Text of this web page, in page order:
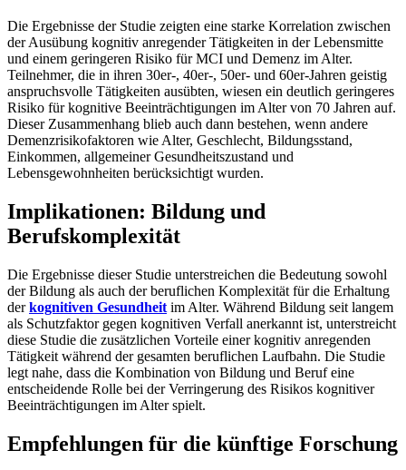
Die Ergebnisse der Studie zeigten eine starke Korrelation zwischen
der Ausübung kognitiv anregender Tätigkeiten in der Lebensmitte
und einem geringeren Risiko für MCI und Demenz im Alter.
Teilnehmer, die in ihren 30er-, 40er-, 50er- und 60er-Jahren geistig
anspruchsvolle Tätigkeiten ausübten, wiesen ein deutlich geringeres
Risiko für kognitive Beeinträchtigungen im Alter von 70 Jahren auf.
Dieser Zusammenhang blieb auch dann bestehen, wenn andere
Demenzrisikofaktoren wie Alter, Geschlecht, Bildungsstand,
Einkommen, allgemeiner Gesundheitszustand und
Lebensgewohnheiten berücksichtigt wurden.
Implikationen: Bildung und
Berufskomplexität
Die Ergebnisse dieser Studie unterstreichen die Bedeutung sowohl
der Bildung als auch der beruflichen Komplexität für die Erhaltung
derkognitiven Gesundheit im Alter. Während Bildung seit langem
als Schutzfaktor gegen kognitiven Verfall anerkannt ist, unterstreicht
diese Studie die zusätzlichen Vorteile einer kognitiv anregenden
Tätigkeit während der gesamten beruflichen Laufbahn. Die Studie
legt nahe, dass die Kombination von Bildung und Beruf eine
entscheidende Rolle bei der Verringerung des Risikos kognitiver
Beeinträchtigungen im Alter spielt.
Empfehlungen für die künftige Forschung